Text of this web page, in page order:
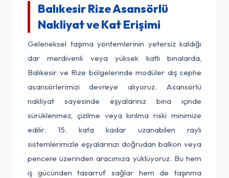
Balıkesir Rize Asansörlü
Nakliyat ve Kat Erişimi
Geleneksel taşıma yöntemlerinin yetersiz kaldığı
dar merdivenli veya yüksek katlı binalarda,
Balıkesir ve Rize bölgelerinde modüler dış cephe
asansörlerimizi devreye alıyoruz. Asansörlü
nakliyat sayesinde eşyalarınız bina içinde
sürüklenmez, çizilme veya kırılma riski minimize
edilir. 15. kata kadar uzanabilen raylı
sistemlerimizle eşyalarınızı doğrudan balkon veya
pencere üzerinden aracımıza yüklüyoruz. Bu hem
iş gücünden tasarruf sağlar hem de taşınma